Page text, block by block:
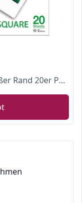
instax SQUARE Sofortbildfilm, weißer Rand 20er Packung, passend für alle instax SQUARE Kameras und Drucker, Die Verpackung kann variieren